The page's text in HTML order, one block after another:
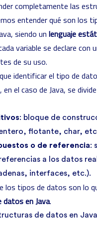
completamente las
entender qué son los
siendo un lenguaje
variable se declare con
de su uso.
identificar el tipo de
en el caso de Java, se
: bloque de
flotante, char,
o de referencia:
a los datos
interfaces, etc.).
los tipos de datos son lo
en Java.
de datos en Java